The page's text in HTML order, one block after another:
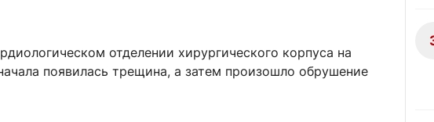
отделении хирургического корпуса на
появилась трещина, а затем произошло обрушение